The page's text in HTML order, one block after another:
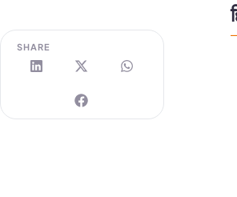
SHARE